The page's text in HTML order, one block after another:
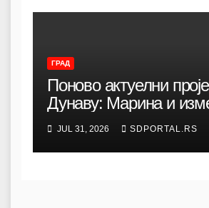
ГРАД
Поново актуелни
Дунаву: Марина и
луке
JUL 31, 2026 SDPORTAL.RS